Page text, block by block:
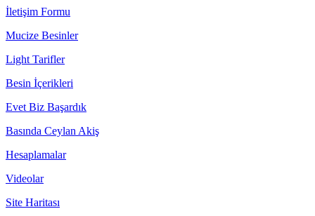
İletişim Formu
Mucize Besinler
Light Tarifler
Besin İçerikleri
Evet Biz Başardık
Basında Ceylan Akiş
Hesaplamalar
Videolar
Site Haritası